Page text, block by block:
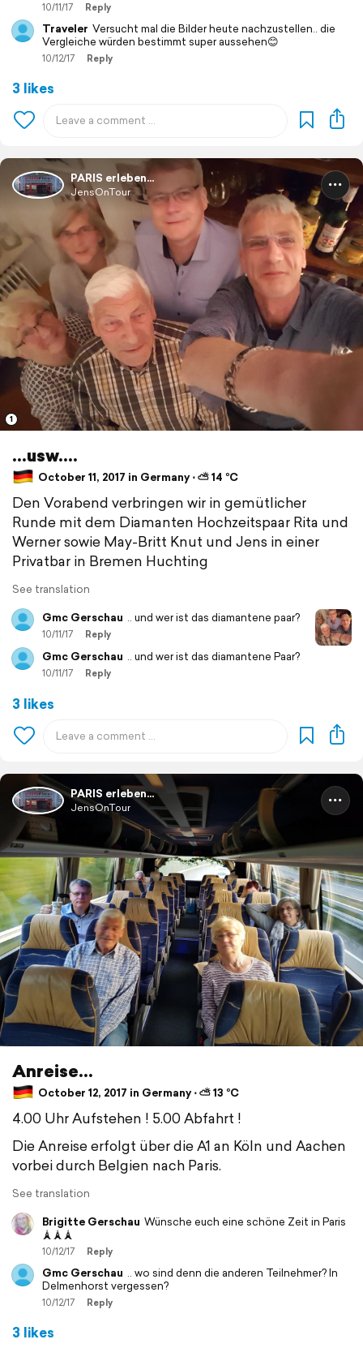
10/11/17 Reply
Traveler Versucht mal die Bilder heute nachzustellen.. die
Vergleiche würden bestimmt super aussehen😊
10/12/17 Reply
3 likes
PARIS erleben...
JensOnTour
1
...usw....
October 11, 2017 in Germany ⋅ ⛅ 14 °C
Den Vorabend verbringen wir in gemütlicher
Runde mit dem Diamanten Hochzeitspaar Rita und
Werner sowie May-Britt Knut und Jens in einer
Privatbar in Bremen Huchting
See translation
Gmc Gerschau .. und wer ist das diamantene paar?
10/11/17 Reply
Gmc Gerschau .. und wer ist das diamantene Paar?
10/11/17 Reply
3 likes
PARIS erleben...
JensOnTour
Anreise...
October 12, 2017 in Germany ⋅ ⛅ 13 °C
4.00 Uhr Aufstehen ! 5.00 Abfahrt !
Die Anreise erfolgt über die A1 an Köln und Aachen
vorbei durch Belgien nach Paris.
See translation
Brigitte Gerschau Wünsche euch eine schöne Zeit in Paris
🗼🗼🗼
10/12/17 Reply
Gmc Gerschau .. wo sind denn die anderen Teilnehmer? In
Delmenhorst vergessen?
10/12/17 Reply
3 likes